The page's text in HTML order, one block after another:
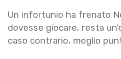
Un infortunio ha frenato
dovesse giocare, resta
caso contrario, meglio